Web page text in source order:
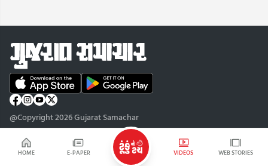
HOME E-PAPER VIDEOS WEB STORIES
@Copyright 2026 Gujarat Samachar